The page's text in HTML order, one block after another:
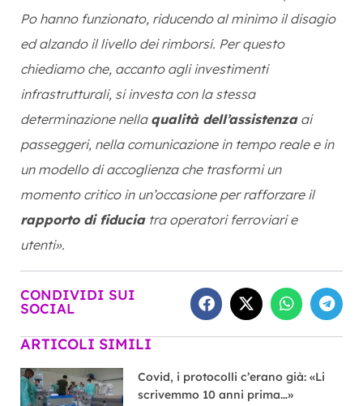
Po hanno funzionato, riducendo al minimo il disagio
ed alzando il livello dei rimborsi. Per questo
chiediamo che, accanto agli investimenti
infrastrutturali, si investa con la stessa
determinazione nella qualità dell’assistenzaai
passeggeri, nella comunicazione in tempo reale e in
un modello di accoglienza che trasformi un
momento critico in un’occasione per rafforzare il
rapporto di fiduciatra operatori ferroviari e
utenti».
CONDIVIDI SUI
SOCIAL
ARTICOLI SIMILI
Covid, i protocolli c’erano già: «Li
scrivemmo 10 anni prima…»